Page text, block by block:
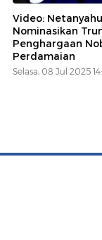
Video: Netanyahu
Nominasikan
Penghargaan
Perdamaian
Selasa, 08 Jul 2025